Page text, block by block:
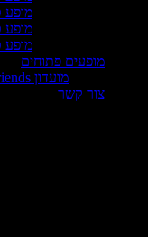
מופע
מופע
מופע
מופעים פתוחים
מועדון Friends
צור קשר